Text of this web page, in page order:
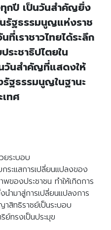
กปี เป็นวันสำคัญยิ่ง
รัฐธรรมนูญแห่งราช
เราชาวไทยได้ระลึก
ระชาธิปไตยใน
วันสำคัญที่แสดงให้
ฐธรรมนูญในฐานะ
ทศ
ยระบอบ
ะแสการเปลี่ยนแปลงของ
พของประชาชน ทำให้เกิดการ
ำมาสู่การเปลี่ยนแปลงการ
สิทธิราชย์เป็นระบอบ
ย์ทรงเป็นประมุข